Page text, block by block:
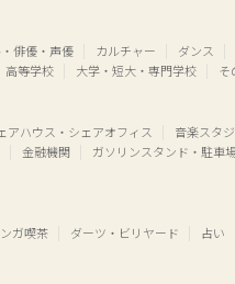
俳優・声優 カルチャー
ダンス
高等学校
大学・短大・専門学校 そ
アハウス・シェアオフィス
音楽スタ
金融機関
ガソリンスタンド・駐車
ガ喫茶 ダーツ・ビリヤード 占い